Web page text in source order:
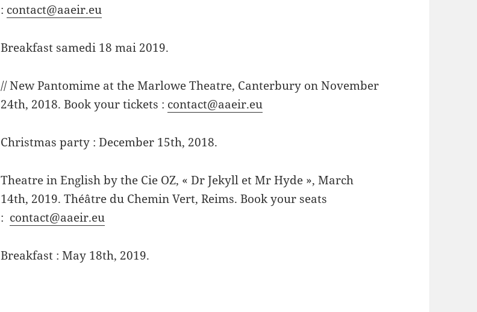
: contact@aaeir.eu
Breakfast samedi 18 mai 2019.
// New Pantomime at the Marlowe Theatre, Canterbury on November
24th, 2018. Book your tickets : contact@aaeir.eu
Christmas party : December 15th, 2018.
Theatre in English by the Cie OZ, « Dr Jekyll et Mr Hyde », March
14th, 2019. Théâtre du Chemin Vert, Reims. Book your seats
: contact@aaeir.eu
Breakfast : May 18th, 2019.